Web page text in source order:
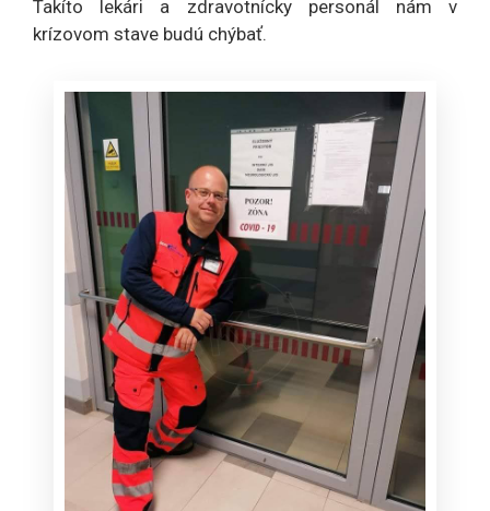
Takíto lekári a zdravotnícky personál nám v
krízovom stave budú chýbať.